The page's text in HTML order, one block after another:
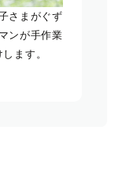
さまがぐず
ンが手作業
ます。